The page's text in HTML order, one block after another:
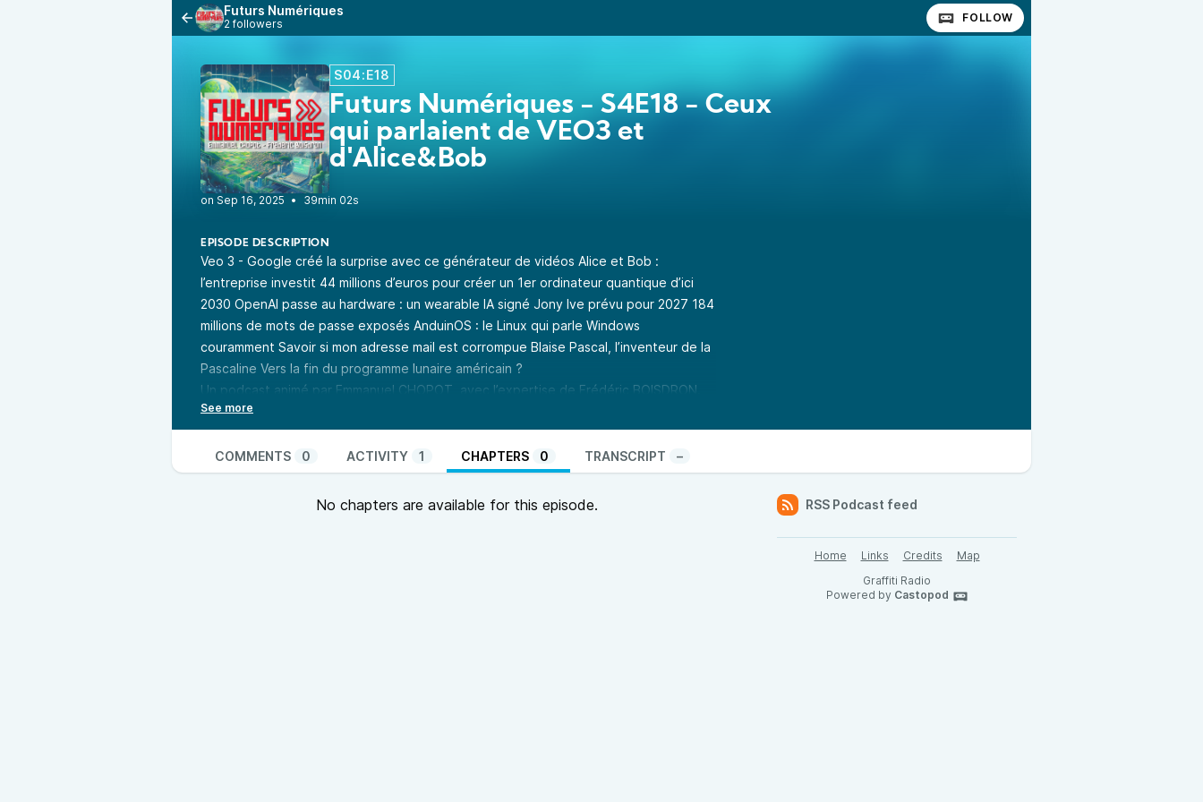
Futurs Numériques
2 followers FOLLOW
S04:E18
Futurs Numériques - S4E18 - Ceux
qui parlaient de VEO3 et
d'Alice&Bob
• 39min 02s
EPISODE DESCRIPTION
Veo 3 - Google créé la surprise avec ce générateur de vidéos Alice et Bob :
l’entreprise investit 44 millions d’euros pour créer un 1er ordinateur quantique d’ici
2030 OpenAI passe au hardware : un wearable IA signé Jony Ive prévu pour 2027 184
millions de mots de passe exposés AnduinOS : le Linux qui parle Windows
couramment Savoir si mon adresse mail est corrompue Blaise Pascal, l’inventeur de la
Pascaline Vers la fin du programme lunaire américain ?
Un podcast animé par Emmanuel CHOPOT, avec l’expertise de Frédéric BOISDRON.
COMMENTS 0 ACTIVITY 1 CHAPTERS 0 TRANSCRIPT –
No chapters are available for this episode. RSS Podcast feed
Home Links Credits
Map
Graffiti Radio
Powered by Castopod